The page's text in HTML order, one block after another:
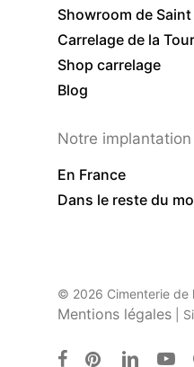
Showroom de
Carrelage de la Tour
Shop carrelage
Blog
Notre
En France
Dans le reste du
© 2026 Cimenterie de
Mentions légales |
facebookpinterestlinkedin